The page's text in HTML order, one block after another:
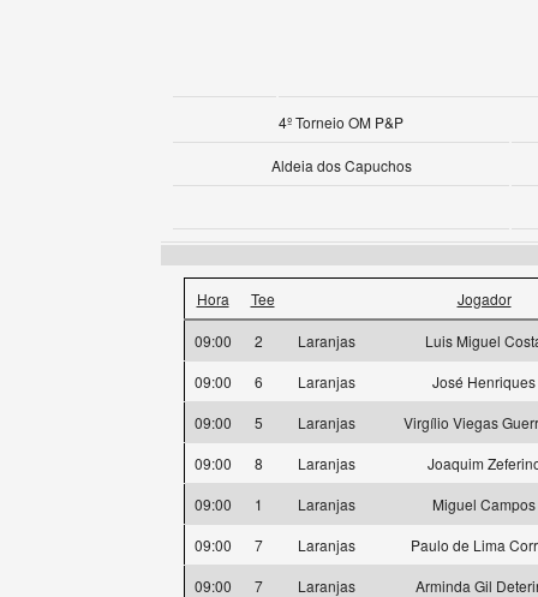
4º Torneio OM P&P
Aldeia dos Capuchos
Hora Tee Jogador
09:00 2 Laranjas
Luis Miguel
09:00
6 Laranjas
José Henriques
09:00
5 Laranjas
Virgílio Viegas
09:00
8 Laranjas
Joaquim
09:00
1 Laranjas
Miguel Campos
09:00
7 Laranjas
Paulo de Lima
09:00
7 Laranjas
Arminda Gil